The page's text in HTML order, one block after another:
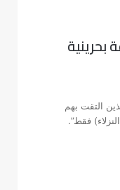
التقت بهم
فقط”.